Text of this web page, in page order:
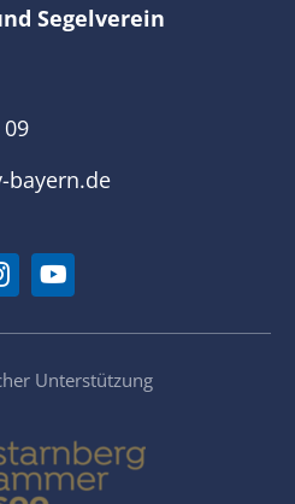
Segelverein
09
bayern.de
Unterstützung